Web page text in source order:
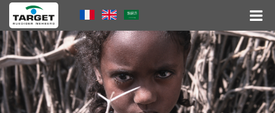
Direkt
zum
Inhalt
Language
Menu
Hauptnavigation